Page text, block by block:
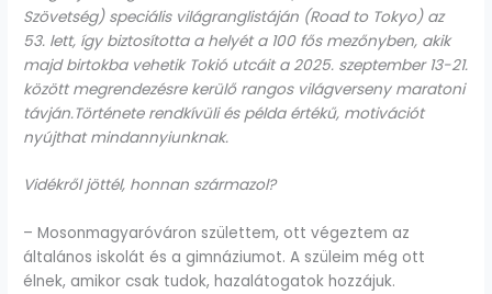
Szövetség) speciális világranglistáján (Road to Tokyo) az
53. lett, így biztosította a helyét a 100 fős mezőnyben, akik
majd birtokba vehetik Tokió utcáit a 2025. szeptember 13-21.
között megrendezésre kerülő rangos világverseny maratoni
távján.Története rendkívüli és példa értékű, motivációt
nyújthat mindannyiunknak.
Vidékről jöttél, honnan származol?
– Mosonmagyaróváron születtem, ott végeztem az
általános iskolát és a gimnáziumot. A szüleim még ott
élnek, amikor csak tudok, hazalátogatok hozzájuk.